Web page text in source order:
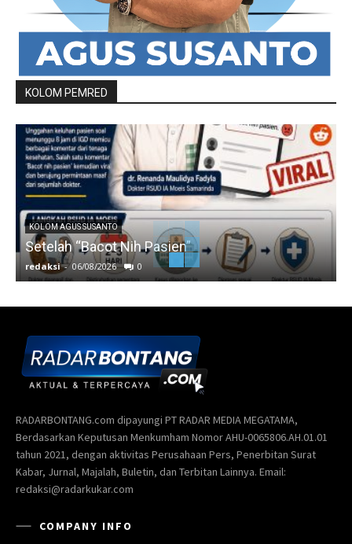
KOLOM PEMRED
KOLOM AGUS SUSANTO
Setelah “Bacot Nih Pasien”
redaksi - 06/08/2026 0
RADARBONTANG.com dipayungi PT RADAR MEDIA MEGATAMA,
Berdasarkan Keputusan Menkumham Nomor AHU-0065806.AH.01.01
tahun 2021, dengan aktivitas Perusahaan Pers, Penerbitan Surat
Kabar, Jurnal, Majalah, Buletin, dan Terbitan Lainnya. Email:
redaksi@radarkukar.com
COMPANY INFO